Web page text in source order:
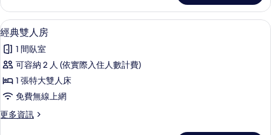
所
有
相
片
Parking-
Short
Stay
Only
的
詳
顯
示
經
典
雙
房
7
經典雙人房
1 間臥室
可容納 2 人 (依實際入住人數計費)
1 張特大雙人床
免費無線上網
更多資訊
更